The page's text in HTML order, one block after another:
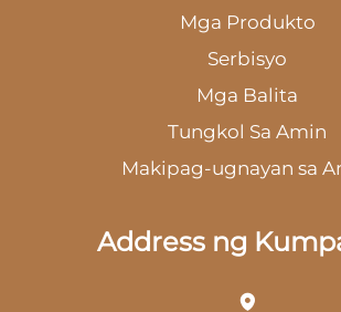
Mga Produkto
Serbisyo
Mga Balita
Tungkol Sa Amin
Makipag-ugnayan sa
Address ng